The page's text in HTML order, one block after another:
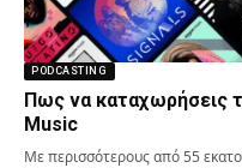
PODCASTING
Πως να καταχωρήσεις
Music
Με περισσότερους από 55